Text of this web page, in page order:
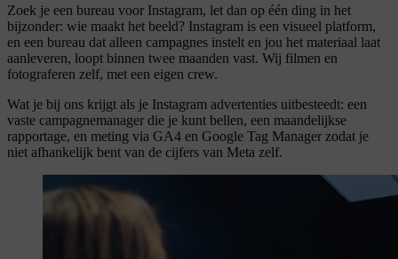
Zoek je een bureau voor Instagram, let dan op één ding in het
bijzonder: wie maakt het beeld? Instagram is een visueel platform,
en een bureau dat alleen campagnes instelt en jou het materiaal laat
aanleveren, loopt binnen twee maanden vast. Wij filmen en
fotograferen zelf, met een eigen crew.
Wat je bij ons krijgt als je Instagram advertenties uitbesteedt: een
vaste campagnemanager die je kunt bellen, een maandelijkse
rapportage, en meting via GA4 en Google Tag Manager zodat je
niet afhankelijk bent van de cijfers van Meta zelf.